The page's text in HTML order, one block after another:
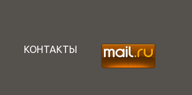
КОНТАКТЫ